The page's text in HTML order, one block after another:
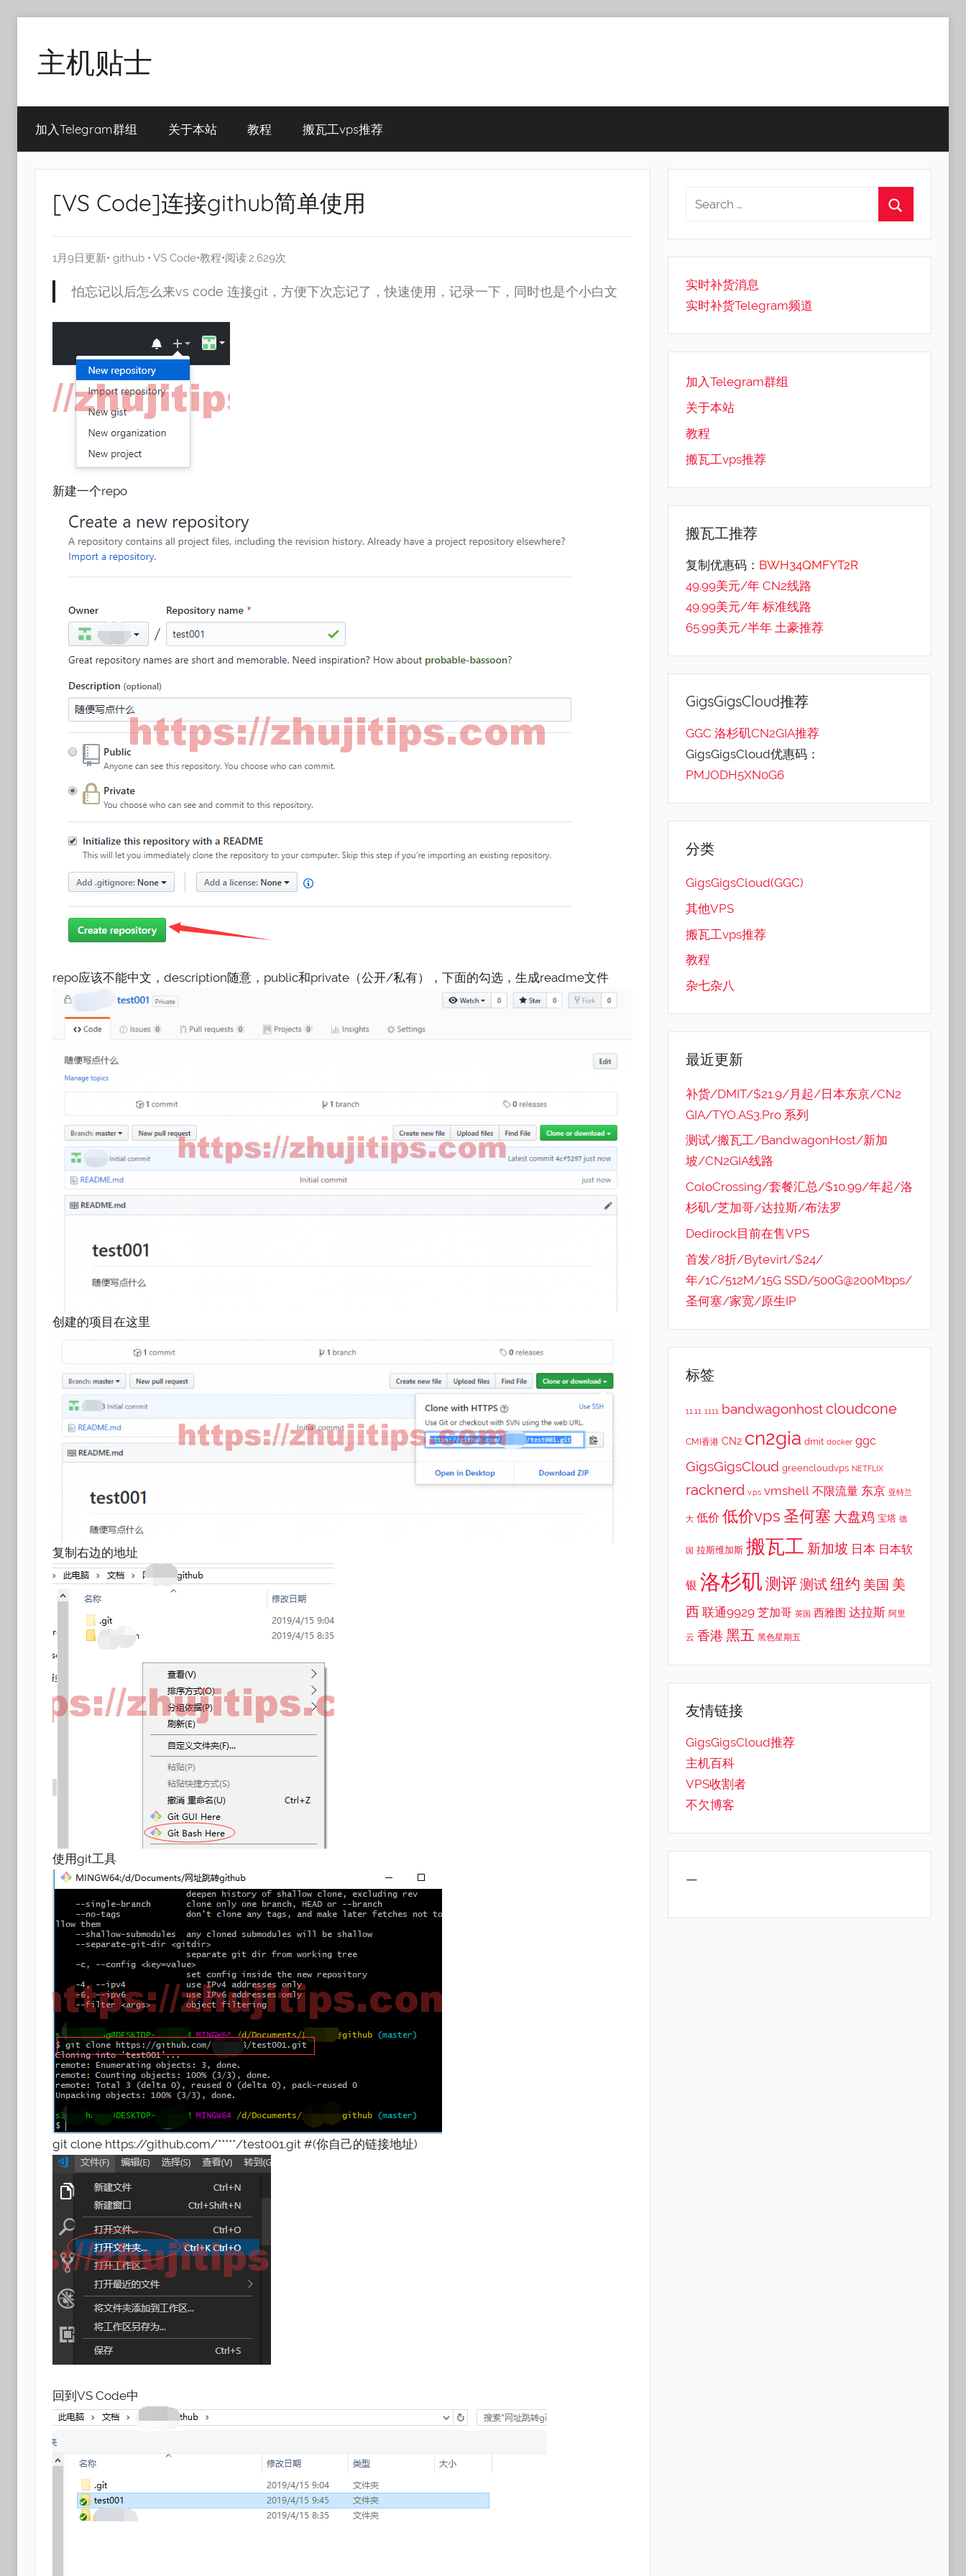
content
主机贴士
瓦
工|BandwagonHost
加入Telegram群组 关于本站 教程 搬瓦工vps推荐
[VS Code]连接github简单使用
1月9日更新• github • VS Code•教程•阅读:2,629次
怕忘记以后怎么来vs code 连接git，方便下次忘记了，快速使用，记录一下，同时也是个小白文
新建一个repo
repo应该不能中文，description随意，public和private（公开/私有），下面的勾选，生成readme文件
创建的项目在这里
复制右边的地址
使用git工具
git clone https://github.com/*****/test001.git #(你自己的链接地址)
回到VS Code中
实时补货消息
实时补货Telegram频道
加入Telegram群组
关于本站
教程
搬瓦工vps推荐
搬瓦工推荐
复制优惠码： BWH34QMFYT2R
49.99美元/年 CN2线路
49.99美元/年 标准线路
65.99美元/半年 土豪推荐
GigsGigsCloud推荐
GGC 洛杉矶CN2GIA推荐
GigsGigsCloud优惠码：
PMJODH5XN0G6
分类
GigsGigsCloud(GGC)
其他VPS
搬瓦工vps推荐
教程
杂七杂八
最近更新
补货/DMIT/$21.9/月起/日本东京/CN2
GIA/TYO.AS3.Pro 系列
测试/搬瓦工/BandwagonHost/新加
坡/CN2GIA线路
ColoCrossing/套餐汇总/$10.99/年起/洛
杉矶/芝加哥/达拉斯/布法罗
Dedirock目前在售VPS
首发/8折/Bytevirt/$24/
年/1C/512M/15G SSD/500G@200Mbps/
圣何塞/家宽/原生IP
标签
11.11 1111 bandwagonhostcloudcone
CMI香港 CN2 cn2gia dmit docker ggc
GigsGigsCloud greencloudvps NETFLIX
racknerd v.ps vmshell 不限流量 东京 亚特兰
大 低价 低价vps 圣何塞 大盘鸡 宝塔 德
国 拉斯维加斯 搬瓦工 新加坡 日本 日本软
银 洛杉矶 测评测试纽约 美国 美
西 联通9929 芝加哥 英国 西雅图 达拉斯 阿里
云 香港 黑五 黑色星期五
友情链接
GigsGigsCloud推荐
主机百科
VPS收割者
不欠博客
—